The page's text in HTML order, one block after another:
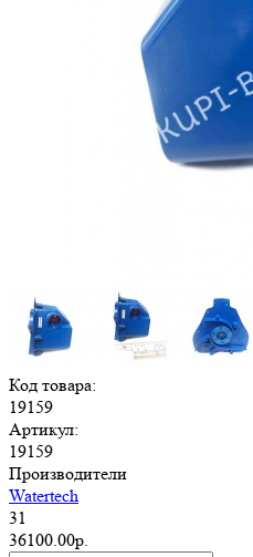
Код товара:
19159
Артикул:
19159
Производители
Watertech
31
36100.00р.